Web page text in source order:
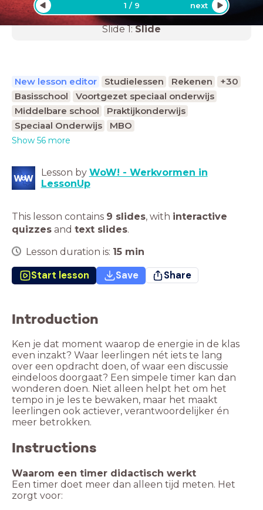
1 / 9 next
Slide1:Slide
New lesson editor Studielessen Rekenen
+30
Basisschool
Voortgezet speciaal onderwijs
Middelbare school
Praktijkonderwijs
Speciaal Onderwijs
MBO
Show 56 more
Lesson by WoW! - Werkvormen in
LessonUp
This lesson contains 9 slides, with interactive
quizzes and text slides.
Lesson duration is: 15 min
Start lesson Save Share
Introduction
Ken je dat moment waarop de energie in de klas
even inzakt? Waar leerlingen nét iets te lang
over een opdracht doen, of waar een discussie
eindeloos doorgaat? Een simpele timer kan dan
wonderen doen. Niet alleen helpt het om het
tempo in je les te bewaken, maar het maakt
leerlingen ook actiever, verantwoordelijker én
meer betrokken.
Instructions
Waarom een timer didactisch werkt
Een timer doet meer dan alleen tijd meten. Het
zorgt voor: